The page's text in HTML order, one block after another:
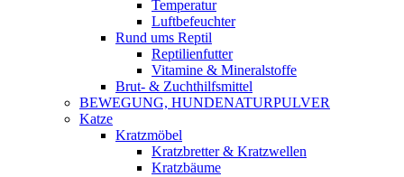
Temperatur
Luftbefeuchter
Rund ums Reptil
Reptilienfutter
Vitamine & Mineralstoffe
Brut- & Zuchthilfsmittel
BEWEGUNG, HUNDENATURPULVER
Katze
Kratzmöbel
Kratzbretter & Kratzwellen
Kratzbäume